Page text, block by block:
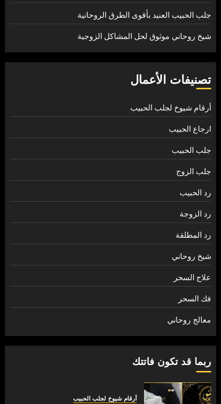
جلب الحبيب العنيد بأقوى الطرق الروحانية
شيخ روحاني موثوق لحل المشاكل الزوجية
تصنيفات الأعمال
أرقام شيوخ لجلب الحبيب
ارجاع الحبيب
جلب الحبيب
جلب الزوج
رد الحبيب
رد الزوجة
رد المطلقة
شيخ روحاني
علاج السحر
فك السحر
معالج روحاني
ربما قد تكون فاتتك
أرقام شيوخ لجلب الحبيب